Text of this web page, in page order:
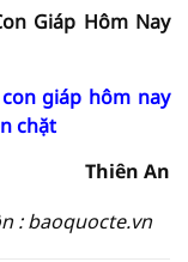
Giáp Hôm Nay
giáp hôm nay
chặt
Thiên An
: baoquocte.vn